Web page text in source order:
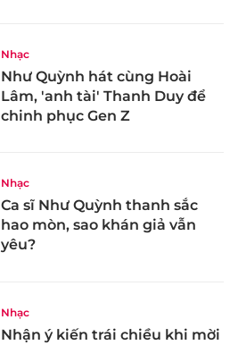
Nhạc
Như Quỳnh hát cùng Hoài
Lâm, 'anh tài' Thanh Duy để
chinh phục Gen Z
Nhạc
Ca sĩ Như Quỳnh thanh sắc
hao mòn, sao khán giả vẫn
yêu?
Nhạc
Nhận ý kiến trái chiều khi mời